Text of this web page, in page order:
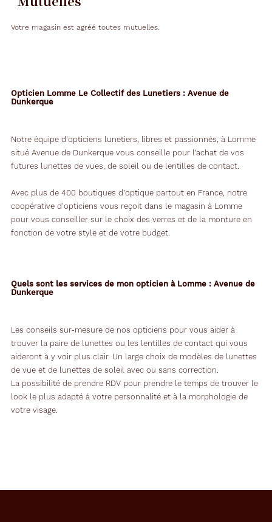
Votre magasin est agréé toutes mutuelles.
Opticien Lomme Le Collectif des Lunetiers : Avenue de
Dunkerque
Notre équipe d’opticiens lunetiers, libres et passionnés, à Lomme
situé Avenue de Dunkerque vous conseille pour l’achat de vos
futures lunettes de vues, de soleil ou de lentilles de contact.
Avec plus de 400 boutiques d’optique partout en France, notre
coopérative d'opticiens vous reçoit dans le magasin à Lomme
pour vous conseiller sur le choix des verres et de la monture en
fonction de votre style et de votre budget.
Quels sont les services de mon opticien à Lomme : Avenue de
Dunkerque
Les conseils sur-mesure de nos opticiens pour vous aider à
trouver la paire de lunettes ou les lentilles de contact qui vous
aideront à y voir plus clair. Un large choix de modèles de lunettes
de vue et de lunettes de soleil avec ou sans correction.
La possibilité de prendre RDV pour prendre le temps de trouver le
look le plus adapté à votre personnalité et à la morphologie de
votre visage.